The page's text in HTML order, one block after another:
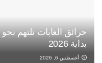
بداية 2026
أغسطس 6, 2026